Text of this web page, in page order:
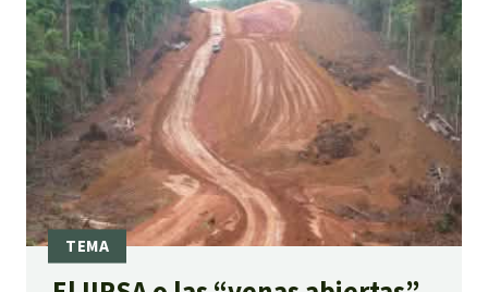
mercancías. La resistencia crece día a
día. Únete a la petición.